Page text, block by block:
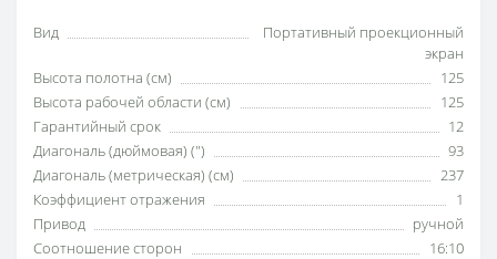
Вид
Портативный проекционный
экран
Высота полотна (см)
125
Высота рабочей области (см)
125
Гарантийный срок
12
Диагональ (дюймовая) (")
93
Диагональ (метрическая) (см)
237
Коэффициент отражения
1
Привод
ручной
Соотношение сторон
16:10